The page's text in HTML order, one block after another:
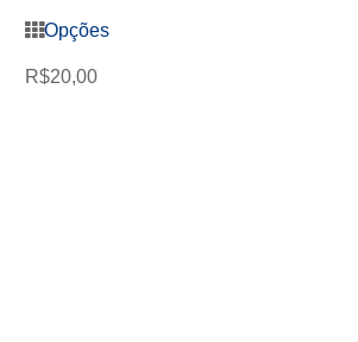
Opções
R$20,00